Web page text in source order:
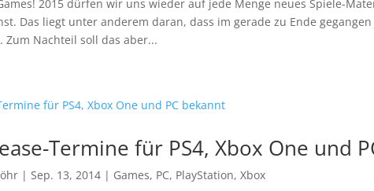
2015 dürfen wir uns wieder auf jede Menge neues Spiele-
Das liegt unter anderem daran, dass im gerade zu Ende gegangen
Zum Nachteil soll das aber...
Termine für PS4, Xbox One und
| Sep. 13, 2014 | Games, PC, PlayStation,Xbox